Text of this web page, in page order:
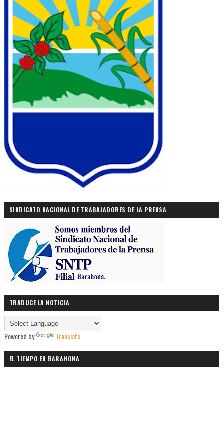
SINDICATO NACIONAL DE TRABAJADORES DE LA PRENSA
TRADUCE LA NOTICIA
Powered by Translate
EL TIEMPO EN BARAHONA